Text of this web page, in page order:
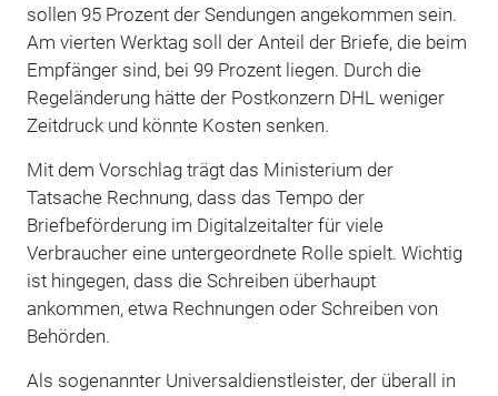
sollen 95 Prozent der Sendungen angekommen sein.
Am vierten Werktag soll der Anteil der Briefe, die beim
Empfänger sind, bei 99 Prozent liegen. Durch die
Regeländerung hätte der Postkonzern DHL weniger
Zeitdruck und könnte Kosten senken.
Mit dem Vorschlag trägt das Ministerium der
Tatsache Rechnung, dass das Tempo der
Briefbeförderung im Digitalzeitalter für viele
Verbraucher eine untergeordnete Rolle spielt. Wichtig
ist hingegen, dass die Schreiben überhaupt
ankommen, etwa Rechnungen oder Schreiben von
Behörden.
Als sogenannter Universaldienstleister, der überall in